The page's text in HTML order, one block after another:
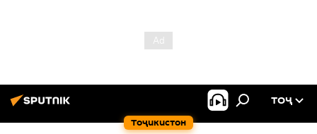
Тоҷикистон
ТОҶ